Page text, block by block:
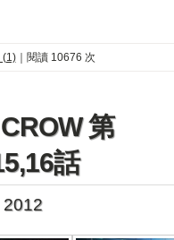
(1)｜閱讀 10676 次
第
話
2012